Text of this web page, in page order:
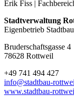
Erik Fiss |
Stadtverwaltung
Eigenbetrieb Stadtbau
Bruderschaftsgasse 4
78628 Rottweil
+49 741 494 427
info@stadtbau-
www.stadtbau-